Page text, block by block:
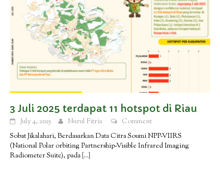
3 Juli 2025 terdapat 11 hotspot di Riau
July 4, 2025 Nurul Fitria
Comment
Sobat Jikalahari, Berdasarkan Data Citra Soumi NPP-VIIRS
(National Polar orbiting Partnership-Visible Infrared Imaging
Radiometer Suite), pada […]